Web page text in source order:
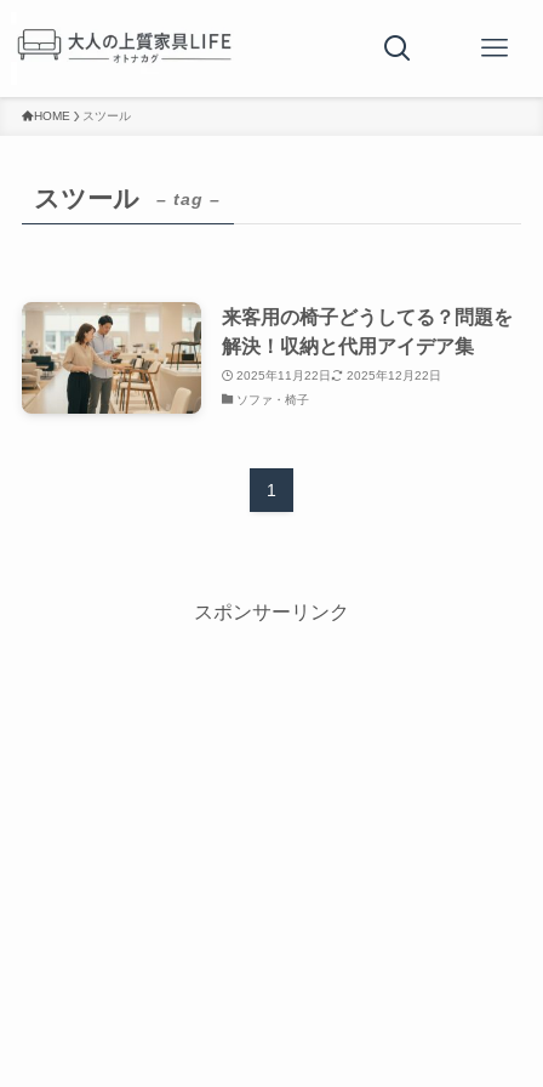
HOME スツール
スツール – tag –
来客用の椅子どうしてる？問題を
解決！収納と代用アイデア集
2025年11月22日
2025年12月22日
ソファ・椅子
1
スポンサーリンク